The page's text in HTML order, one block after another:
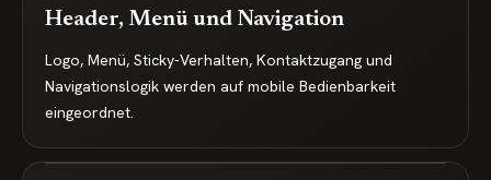
Header, Menü und Navigation
Logo, Menü, Sticky-Verhalten, Kontaktzugang und
Navigationslogik werden auf mobile Bedienbarkeit
eingeordnet.